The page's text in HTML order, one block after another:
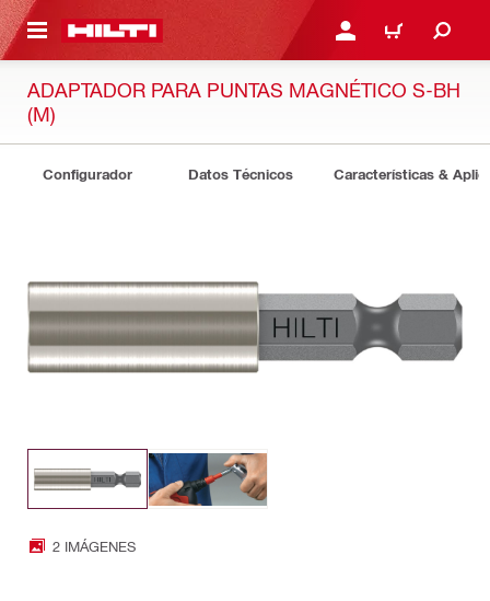
PRINCIPAL INICIE SESIÓN O
CARRITO
ADAPTADOR PARA PUNTAS MAGNÉTICO S-BH
(M)
Configurador Datos Técnicos Características &
2 IMÁGENES